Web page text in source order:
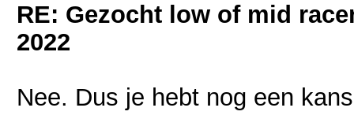
RE: Gezocht low of mid
2022
Nee. Dus je hebt nog een